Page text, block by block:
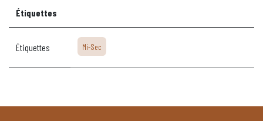
Étiquettes
Étiquettes Mi-Sec